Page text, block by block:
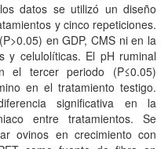
datos se utilizó un diseño
y cinco repeticiones.
en GDP, CMS ni en la
y celulolíticas. El pH ruminal
tercer periodo (P≤0.05)
en el tratamiento testigo.
significativa en la
entre tratamientos. Se
ovinos en crecimiento con